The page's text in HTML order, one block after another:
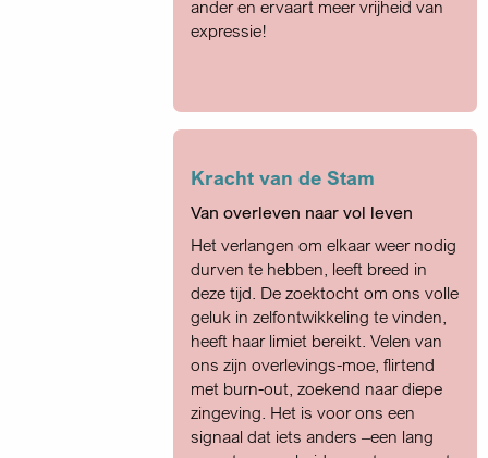
ander en ervaart meer vrijheid van
expressie!
Kracht van de Stam
Van overleven naar vol leven
Het verlangen om elkaar weer nodig
durven te hebben, leeft breed in
deze tijd. De zoektocht om ons volle
geluk in zelfontwikkeling te vinden,
heeft haar limiet bereikt. Velen van
ons zijn overlevings-moe, flirtend
met burn-out, zoekend naar diepe
zingeving. Het is voor ons een
signaal dat iets anders –een lang